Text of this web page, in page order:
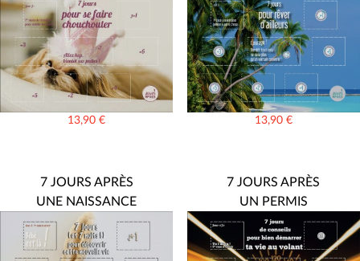
13,90€ 13,90 €
7 JOURS APRÈS
UNE NAISSANCE
7 JOURS APRÈS
UN PERMIS